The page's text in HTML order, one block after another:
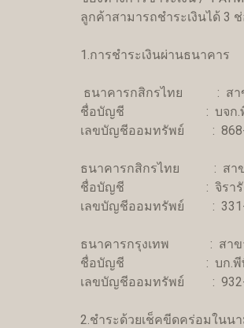
ลูกค้าสามารถชำระเงินได้ 3
1.การชำระเงินผ่านธนาคาร
ธนาคารกสิกรไทย : สาข
ชื่อบัญชี : บจก.พีพีโ
เลขบัญชีออมทรัพย์ : 868-
ธนาคารกสิกรไทย : สาข
ชื่อบัญชี : จิรารัตน์
เลขบัญชีออมทรัพย์ : 331-
ธนาคารกรุงเทพ : สาขา
ชื่อบัญชี : บก.พีพี โ
เลขบัญชีออมทรัพย์ : 932-
2.ชำระด้วยเช็คขีดคร่อมในน